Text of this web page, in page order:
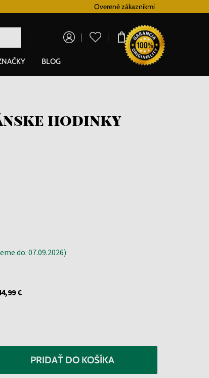
Overené zákazníkmi
0,00 €
BLOG
hodinky
do: 07.09.2026)
€
PRIDAŤ DO KOŠÍKA